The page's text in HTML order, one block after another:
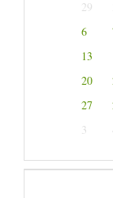
29
6
13
20
27
3